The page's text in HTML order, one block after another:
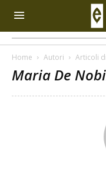
Home Autori Articoli di
Maria De